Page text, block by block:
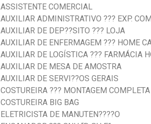
ASSISTENTE
AUXILIAR ADMINISTRATIVO ??? EXP.
AUXILIAR DE
AUXILIAR DE
AUXILIAR DE LOGÍSTICA ???
AUXILIAR DE MESA DE
AUXILIAR DE
COSTUREIRA ??? MONTAGEM
COSTUREIRA
ELETRICISTA DE